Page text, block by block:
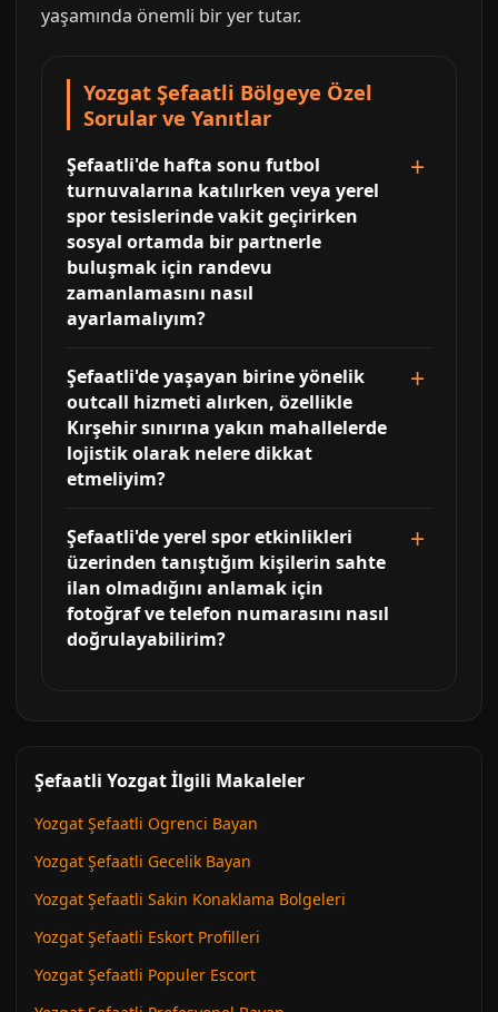
yaşamında önemli bir yer tutar.
Yozgat Şefaatli Bölgeye Özel
Sorular ve Yanıtlar
Şefaatli'de hafta sonu futbol
turnuvalarına katılırken veya yerel
spor tesislerinde vakit geçirirken
sosyal ortamda bir partnerle
buluşmak için randevu
zamanlamasını nasıl
ayarlamalıyım?
Şefaatli'de yaşayan birine yönelik
outcall hizmeti alırken, özellikle
Kırşehir sınırına yakın mahallelerde
lojistik olarak nelere dikkat
etmeliyim?
Şefaatli'de yerel spor etkinlikleri
üzerinden tanıştığım kişilerin sahte
ilan olmadığını anlamak için
fotoğraf ve telefon numarasını nasıl
doğrulayabilirim?
Şefaatli Yozgat İlgili Makaleler
Yozgat Şefaatli Ogrenci Bayan
Yozgat Şefaatli Gecelik Bayan
Yozgat Şefaatli Sakin Konaklama Bolgeleri
Yozgat Şefaatli Eskort Profilleri
Yozgat Şefaatli Populer Escort